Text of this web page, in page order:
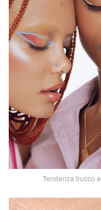
Tendenza trucco